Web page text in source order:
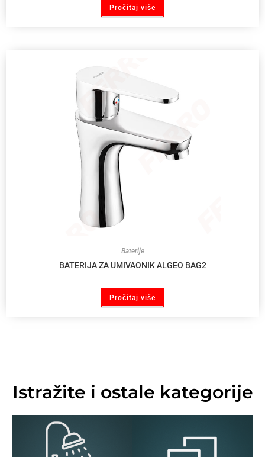
Pročitaj više
Baterije
BATERIJA ZA UMIVAONIK ALGEO BAG2
Pročitaj više
Istražite i ostale kategorije